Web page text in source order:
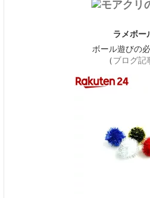
ラメボー
ボール遊びの
（ブログ記